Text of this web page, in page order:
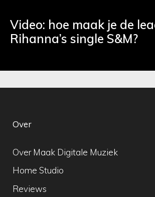
Video: hoe maak je de
Rihanna’s single S&M?
Over
Over Maak Digitale Muziek
Home Studio
Reviews